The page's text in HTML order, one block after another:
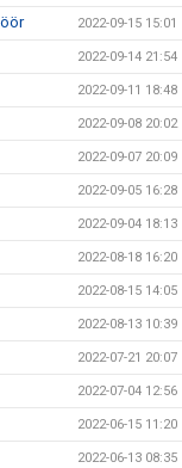
2022-09-15 15:01
2022-09-14 21:54
2022-09-11 18:48
2022-09-08 20:02
2022-09-07 20:09
2022-09-05 16:28
2022-09-04 18:13
2022-08-18 16:20
2022-08-15 14:05
2022-08-13 10:39
2022-07-21 20:07
2022-07-04 12:56
2022-06-15 11:20
2022-06-13 08:35